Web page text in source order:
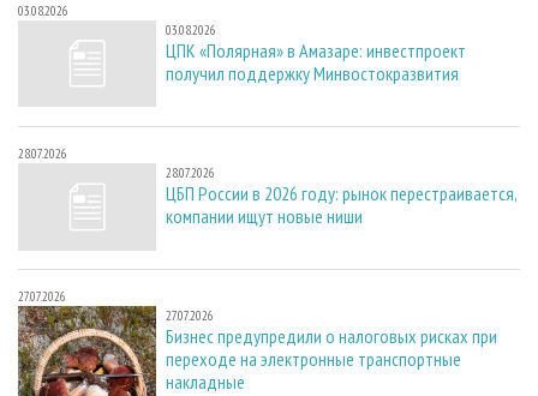
03.08.2026
03.08.2026
ЦПК «Полярная» в Амазаре: инвестпроект
получил поддержку Минвостокразвития
28.07.2026
28.07.2026
ЦБП России в 2026 году: рынок перестраивается,
компании ищут новые ниши
27.07.2026
27.07.2026
Бизнес предупредили о налоговых рисках при
переходе на электронные транспортные
накладные